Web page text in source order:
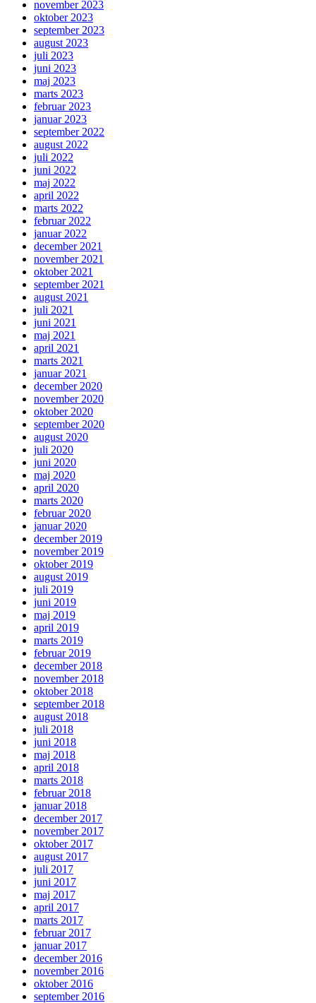
november 2023
oktober 2023
september 2023
august 2023
juli 2023
juni 2023
maj 2023
marts 2023
februar 2023
januar 2023
september 2022
august 2022
juli 2022
juni 2022
maj 2022
april 2022
marts 2022
februar 2022
januar 2022
december 2021
november 2021
oktober 2021
september 2021
august 2021
juli 2021
juni 2021
maj 2021
april 2021
marts 2021
januar 2021
december 2020
november 2020
oktober 2020
september 2020
august 2020
juli 2020
juni 2020
maj 2020
april 2020
marts 2020
februar 2020
januar 2020
december 2019
november 2019
oktober 2019
august 2019
juli 2019
juni 2019
maj 2019
april 2019
marts 2019
februar 2019
december 2018
november 2018
oktober 2018
september 2018
august 2018
juli 2018
juni 2018
maj 2018
april 2018
marts 2018
februar 2018
januar 2018
december 2017
november 2017
oktober 2017
august 2017
juli 2017
juni 2017
maj 2017
april 2017
marts 2017
februar 2017
januar 2017
december 2016
november 2016
oktober 2016
september 2016